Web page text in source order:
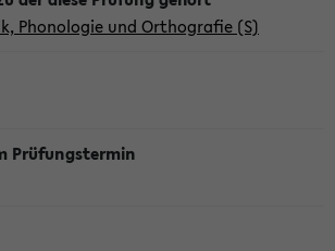
Phonologie und Orthografie (S)